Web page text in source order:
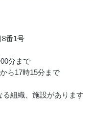
8番1号
分まで
ら17時15分まで
組織、施設があります